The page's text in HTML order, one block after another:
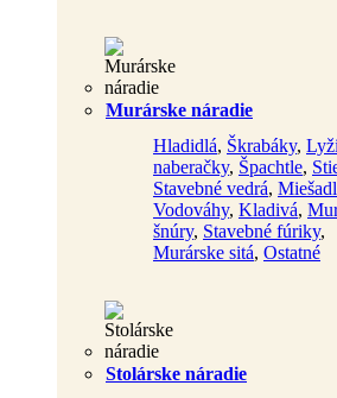
Murárske náradie
Hladidlá, Škrabáky,
naberačky, Špachtle,
Stavebné vedrá,
Vodováhy, Kladivá,
šnúry, Stavebné fúriky,
Murárske sitá, Ostatné
Stolárske náradie